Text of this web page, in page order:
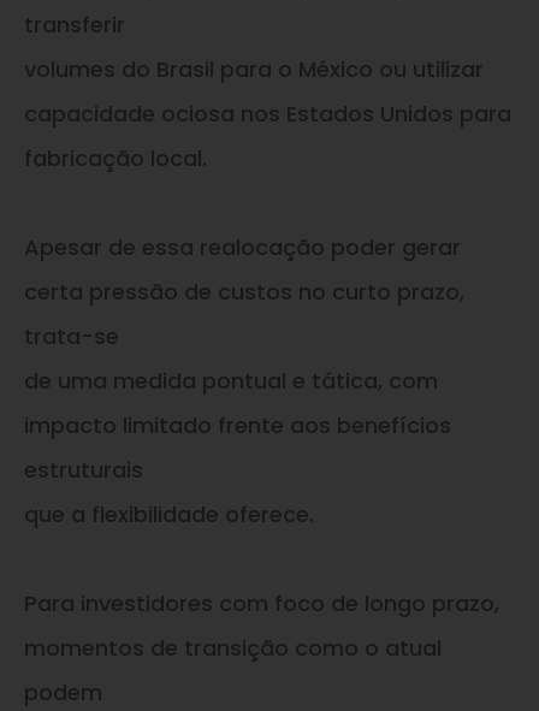
transferir
volumes do Brasil para o México ou utilizar
capacidade ociosa nos Estados Unidos para
fabricação local.
Apesar de essa realocação poder gerar
certa pressão de custos no curto prazo,
trata-se
de uma medida pontual e tática, com
impacto limitado frente aos benefícios
estruturais
que a flexibilidade oferece.
Para investidores com foco de longo prazo,
momentos de transição como o atual
podem